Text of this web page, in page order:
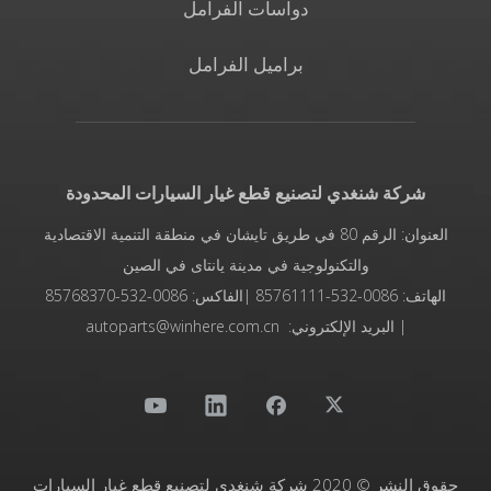
دواسات الفرامل
براميل الفرامل
شركة شنغدي لتصنيع قطع غيار السيارات المحدودة
العنوان: الرقم 80 في طريق تايشان في منطقة التنمية الاقتصادية
والتكنولوجية في مدينة يانتاى في الصين
الهاتف: 0086-532-85761111 |الفاكس: 0086-532-85768370
| البريد الإلكتروني: autoparts@winhere.com.cn
حقوق النشر © 2020 شركة شنغدي لتصنيع قطع غيار السيارات